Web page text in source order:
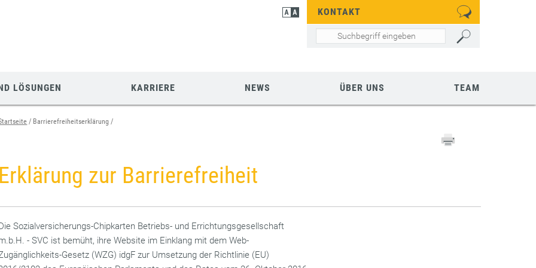
KONTAKT
LÖSUNGEN KARRIERE NEWS ÜBER UNS TEAM
Barrierefreiheitserklärung
Erklärung zur Barrierefreiheit
Sozialversicherungs-Chipkarten Betriebs- und Errichtungsgesellschaft
- SVC ist bemüht, ihre Website im Einklang mit dem Web-
Gesetz (WZG) idgF zur Umsetzung der Richtlinie (EU)